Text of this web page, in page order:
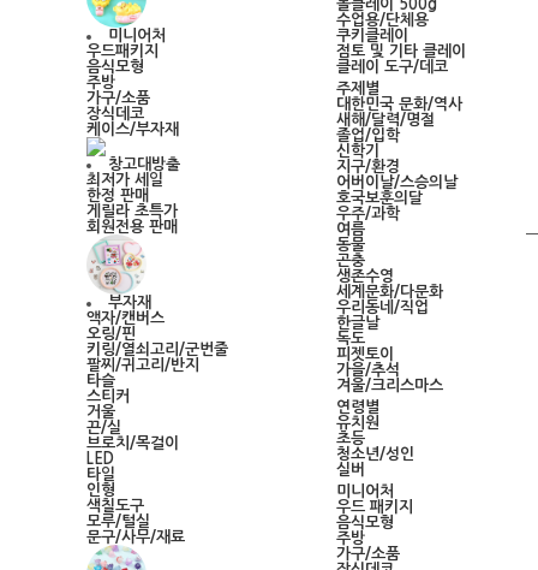
미니어처
우드패키지
음식모형
주방
가구/소품
장식데코
케이스/부자재
창고대방출
최저가 세일
한정 판매
게릴라 초특가
회원전용 판매
부자재
액자/캔버스
오링/핀
키링/열쇠고리/군번줄
팔찌/귀고리/반지
타슬
스티커
거울
끈/실
브로치/목걸이
LED
타일
인형
색칠도구
모루/털실
문구/사무/재료
볼클레이 500g
수업용/단체용
쿠키클레이
점토 및 기타 클레이
클레이 도구/데코
주제별
대한민국 문화/역사
새해/달력/명절
졸업/입학
신학기
지구/환경
어버이날/스승의날
호국보훈의달
우주/과학
여름
동물
곤충
생존수영
세계문화/다문화
우리동네/직업
한글날
독도
피젯토이
가을/추석
겨울/크리스마스
연령별
유치원
초등
청소년/성인
실버
미니어처
우드 패키지
음식모형
주방
가구/소품